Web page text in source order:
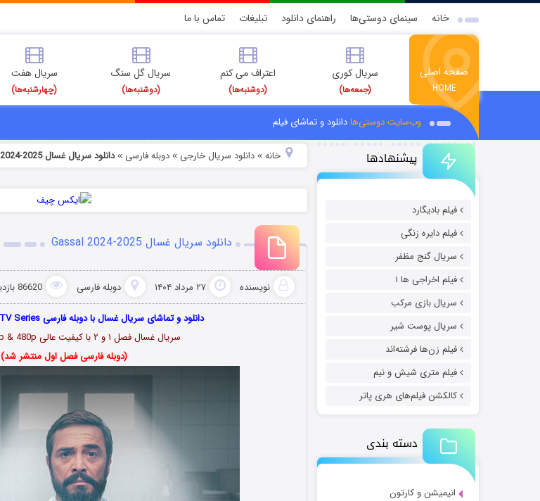
خانه سینمای دوستی‌ها راهنمای دانلود تبلیغات تماس با ما
صفحه اصلی
HOME
سریال کوری
(جمعه‌ها)
اعتراف می کنم
(دوشنبه‌ها)
سریال گل سنگ
(دوشنبه‌ها)
سریال هفت
(چهارشنبه‌ها)
وب‌سایت دوستی‌هادانلود و تماشای فیلم
پیشنهادها
فیلم بادیگارد
فیلم دایره زنگی
سریال گنج مظفر
فیلم اخراجی ها ۱
سریال بازی مرکب
سریال پوست شیر
فیلم زن‌ها فرشته‌اند
فیلم متری شیش و نیم
کالکشن فیلم‌های هری پاتر
دسته بندی
انیمیشن و کارتون
خانه» دانلود سریال خارجی » دوبله فارسی »دانلود سریال غسال Gassal 2024-2025
دانلود سریال غسال Gassal 2024-2025
نویسنده ۲۷ مرداد ۱۴۰۴ دوبله فارسی 86620 بازدید
دانلود و تماشای سریال غسال با دوبله فارسی Gassal 2024-2025 TV Series
سریال غسالفصل ۱ و ۲
با کیفیت عالی 1080p & 720p & 480p
(دوبله فارسی فصل اول منتشر شد)